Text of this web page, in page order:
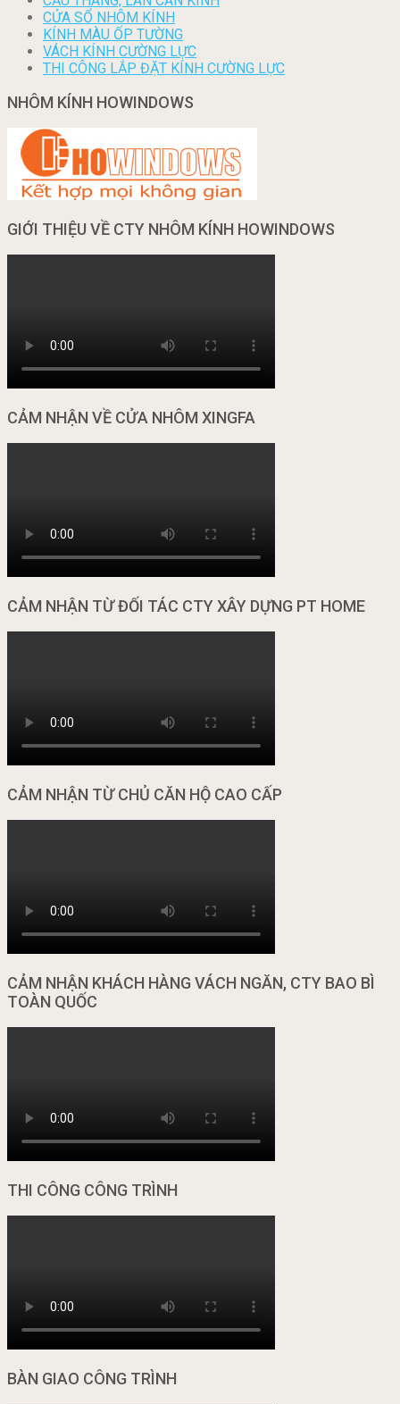
CỬA SỔ NHÔM KÍNH
KÍNH MÀU ỐP TƯỜNG
VÁCH KÍNH CƯỜNG LỰC
THI CÔNG LẮP ĐẶT KÍNH CƯỜNG LỰC
NHÔM KÍNH HOWINDOWS
GIỚI THIỆU VỀ CTY NHÔM KÍNH HOWINDOWS
CẢM NHẬN VỀ CỬA NHÔM XINGFA
CẢM NHẬN TỪ ĐỐI TÁC CTY XÂY DỰNG PT HOME
CẢM NHẬN TỪ CHỦ CĂN HỘ CAO CẤP
CẢM NHẬN KHÁCH HÀNG VÁCH NGĂN, CTY BAO BÌ
TOÀN QUỐC
THI CÔNG CÔNG TRÌNH
BÀN GIAO CÔNG TRÌNH